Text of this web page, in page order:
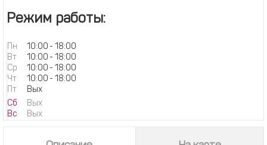
Режим работы:
Пн 10:00 - 18:00
Вт
10:00 - 18:00
Ср
10:00 - 18:00
Чт
10:00 - 18:00
Пт
Вых
Сб
Вых
Вс
Вых